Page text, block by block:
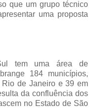
que um grupo técnico
uma proposta
tem uma área de
184 municípios,
de Janeiro e 39 em
da confluência dos
no Estado de São